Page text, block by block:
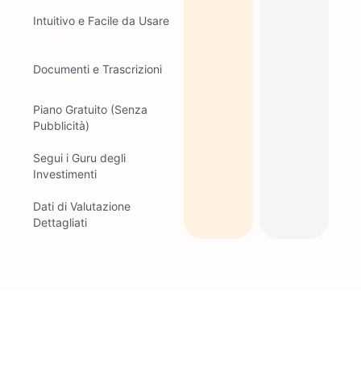
Intuitivo e Facile da Usare
Documenti e Trascrizioni
Piano Gratuito (Senza
Pubblicità)
Segui i Guru degli
Investimenti
Dati di Valutazione
Dettagliati